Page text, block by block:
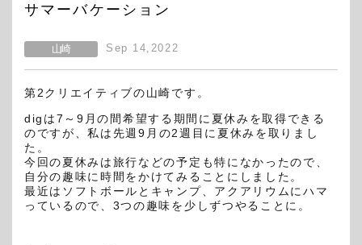
サマーバケーション
山崎 Sep 14,2022
第2クリエイティブの山崎です。
dig は7 ～9 月の間希望する期間に夏休みを取得できる
のですが、私は先週9 月の2週目に夏休みを取りまし
た。
今回の夏休みは旅行などの予定も特になかったので、
自分の趣味に時間をかけてみることにしました。
最近はソフトボールとキャンプ、アクアリウムにハマ
っているので、3つの趣味を少しずつやることに。